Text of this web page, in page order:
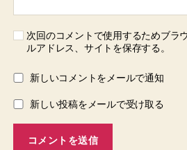
次回のコメントで使用するためブラ
ルアドレス、サイトを保存する。
新しいコメントをメールで通知
新しい投稿をメールで受け取る